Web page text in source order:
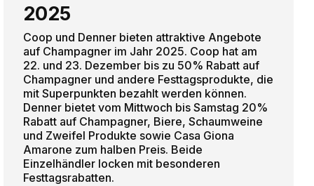
2025
Coop und Denner bieten attraktive Angebote
auf Champagner im Jahr 2025. Coop hat am
22. und 23. Dezember bis zu 50% Rabatt auf
Champagner und andere Festtagsprodukte, die
mit Superpunkten bezahlt werden können.
Denner bietet vom Mittwoch bis Samstag 20%
Rabatt auf Champagner, Biere, Schaumweine
und Zweifel Produkte sowie Casa Giona
Amarone zum halben Preis. Beide
Einzelhändler locken mit besonderen
Festtagsrabatten.